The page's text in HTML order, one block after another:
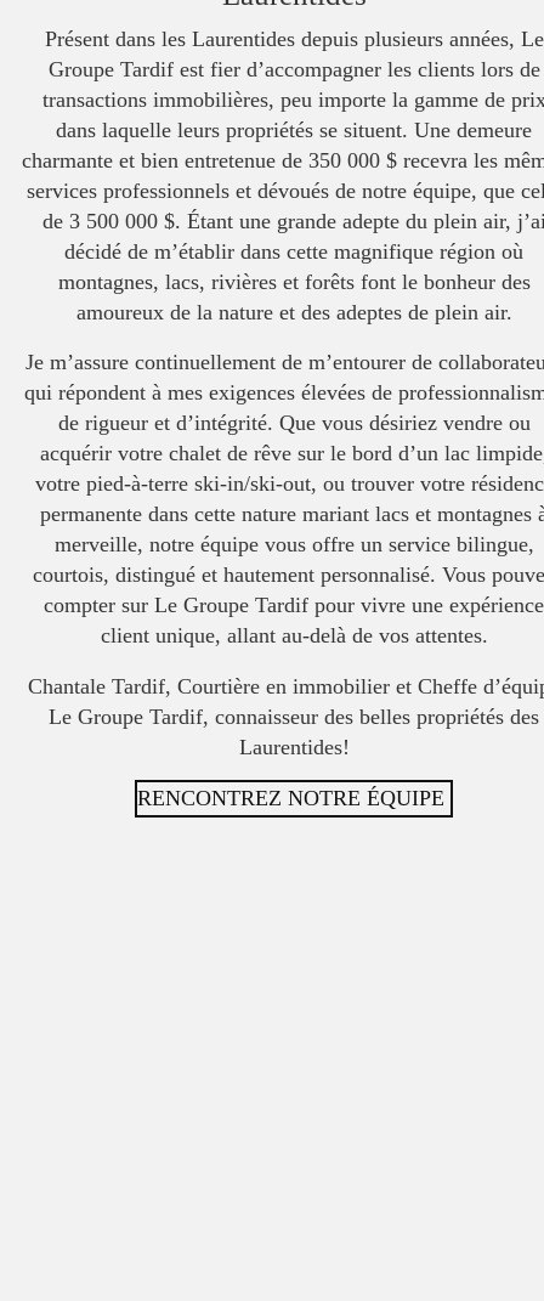
Présent dans les Laurentides depuis plusieurs années, Le
Groupe Tardif est fier d’accompagner les clients lors de
transactions immobilières, peu importe la gamme de
dans laquelle leurs propriétés se situent. Une demeure
charmante et bien entretenue de 350 000 $ recevra les
services professionnels et dévoués de notre équipe, que
de 3 500 000 $. Étant une grande adepte du plein air,
décidé de m’établir dans cette magnifique région où
montagnes, lacs, rivières et forêts font le bonheur des
amoureux de la nature et des adeptes de plein air.
Je m’assure continuellement de m’entourer de
qui répondent à mes exigences élevées de
de rigueur et d’intégrité. Que vous désiriez vendre ou
acquérir votre chalet de rêve sur le bord d’un lac
votre pied-à-terre ski-in/ski-out, ou trouver votre
permanente dans cette nature mariant lacs et montagnes
merveille, notre équipe vous offre un service bilingue,
courtois, distingué et hautement personnalisé. Vous
compter sur Le Groupe Tardif pour vivre une expérience
client unique, allant au-delà de vos attentes.
Chantale Tardif, Courtière en immobilier et Cheffe
Le Groupe Tardif, connaisseur des belles propriétés des
Laurentides!
RENCONTREZ NOTRE ÉQUIPE